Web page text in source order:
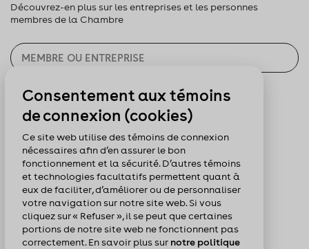
Découvrez-en plus sur les entreprises et les personnes
membres de la Chambre
CHERCHER
Pour nous suivre :
Consentement aux témoins
de connexion (cookies)
Ce site web utilise des témoins de connexion
nécessaires afin d’en assurer le bon
fonctionnement et la sécurité. D’autres témoins
et technologies facultatifs permettent quant à
eux de faciliter, d’améliorer ou de personnaliser
votre navigation sur notre site web. Si vous
cliquez sur « Refuser », il se peut que certaines
portions de notre site web ne fonctionnent pas
correctement. En savoir plus sur notre politique